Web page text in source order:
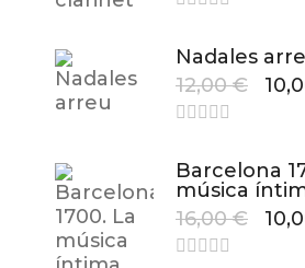
Nadales
12,00€
Barcelona
música
16,00€